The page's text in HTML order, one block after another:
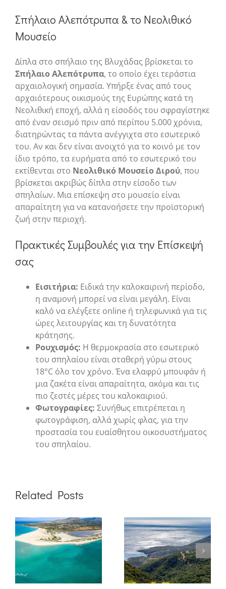
Σπήλαιο Αλεπότρυπα & το Νεολιθικό
Μουσείο
Δίπλα στο σπήλαιο της Βλυχάδας βρίσκεται το
Σπήλαιο Αλεπότρυπα, το οποίο έχει τεράστια
αρχαιολογική σημασία. Υπήρξε ένας από τους
αρχαιότερους οικισμούς της Ευρώπης κατά τη
Νεολιθική εποχή, αλλά η είσοδός του σφραγίστηκε
από έναν σεισμό πριν από περίπου 5.000 χρόνια,
διατηρώντας τα πάντα ανέγγιχτα στο εσωτερικό
του. Αν και δεν είναι ανοιχτό για το κοινό με τον
ίδιο τρόπο, τα ευρήματα από το εσωτερικό του
εκτίθενται στο Νεολιθικό Μουσείο Διρού, που
βρίσκεται ακριβώς δίπλα στην είσοδο των
σπηλαίων. Μια επίσκεψη στο μουσείο είναι
απαραίτητη για να κατανοήσετε την προϊστορική
ζωή στην περιοχή.
Πρακτικές Συμβουλές για την Επίσκεψή
σας
Εισιτήρια: Ειδικά την καλοκαιρινή περίοδο,
η αναμονή μπορεί να είναι μεγάλη. Είναι
καλό να ελέγξετε online ή τηλεφωνικά για τις
ώρες λειτουργίας και τη δυνατότητα
κράτησης.
Ρουχισμός: Η θερμοκρασία στο εσωτερικό
του σπηλαίου είναι σταθερή γύρω στους
18°C όλο τον χρόνο. Ένα ελαφρύ μπουφάν ή
μια ζακέτα είναι απαραίτητα, ακόμα και τις
πιο ζεστές μέρες του καλοκαιριού.
Φωτογραφίες: Συνήθως επιτρέπεται η
φωτογράφιση, αλλά χωρίς φλας, για την
προστασία του ευαίσθητου οικοσυστήματος
του σπηλαίου.
Related Posts
Φύση &
Δραστηριότητες:
Εξερευνώντας την
άγρια πλευρά